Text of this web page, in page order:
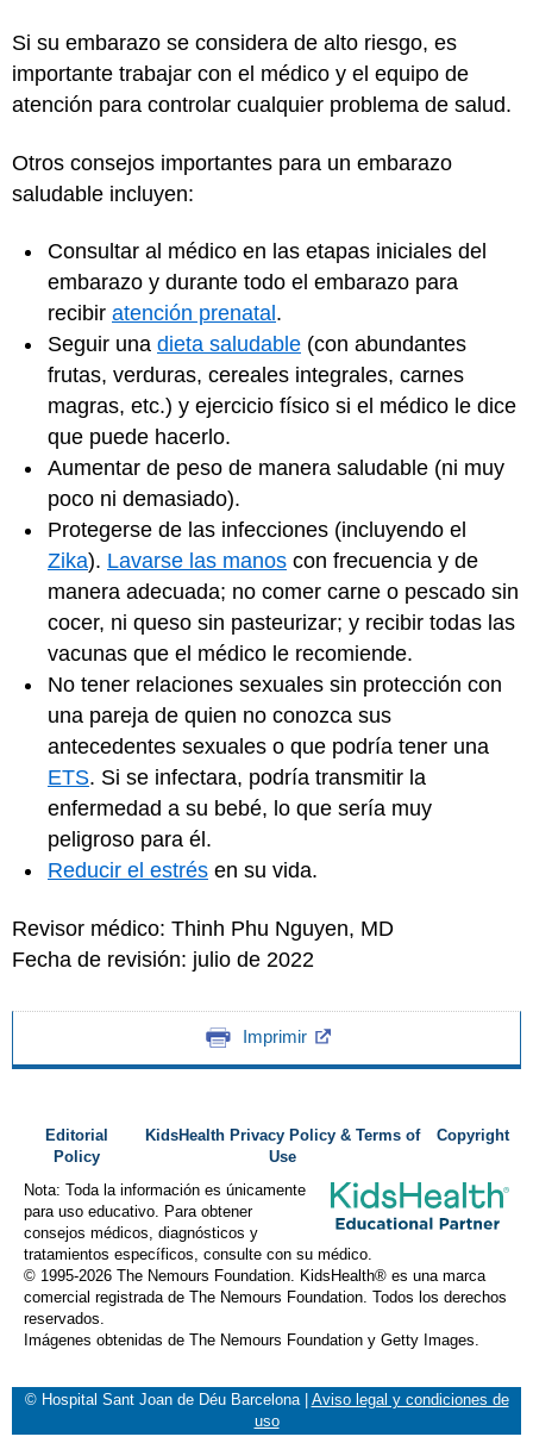
Si su embarazo se considera de alto riesgo, es
importante trabajar con el médico y el equipo de
atención para controlar cualquier problema de salud.
Otros consejos importantes para un embarazo
saludable incluyen:
Consultar al médico en las etapas iniciales del
embarazo y durante todo el embarazo para
recibir atención prenatal .
Seguir una dieta saludable (con abundantes
frutas, verduras, cereales integrales, carnes
magras, etc.) y ejercicio físico si el médico le dice
que puede hacerlo.
Aumentar de peso de manera saludable (ni muy
poco ni demasiado).
Protegerse de las infecciones (incluyendo el
Zika). Lavarse las manos con frecuencia y de
manera adecuada; no comer carne o pescado sin
cocer, ni queso sin pasteurizar; y recibir todas las
vacunas que el médico le recomiende.
No tener relaciones sexuales sin protección con
una pareja de quien no conozca sus
antecedentes sexuales o que podría tener una
ETS. Si se infectara, podría transmitir la
enfermedad a su bebé, lo que sería muy
peligroso para él.
Reducir el estrés en su vida.
Revisor médico: Thinh Phu Nguyen, MD
Fecha de revisión: julio de 2022
Imprimir
Editorial
Policy
KidsHealth Privacy Policy & Terms of
Use
Copyright
Nota: Toda la información es únicamente
para uso educativo. Para obtener
consejos médicos, diagnósticos y
tratamientos específicos, consulte con su médico.
© 1995-2026 The Nemours Foundation. KidsHealth® es una marca
comercial registrada de The Nemours Foundation. Todos los derechos
reservados.
Imágenes obtenidas de The Nemours Foundation y Getty Images.
© Hospital Sant Joan de Déu Barcelona
Aviso legal y condiciones de
uso